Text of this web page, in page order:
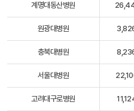
계명대동산병원
원광대병원
충북대병원
서울대병원
고려대구로병원